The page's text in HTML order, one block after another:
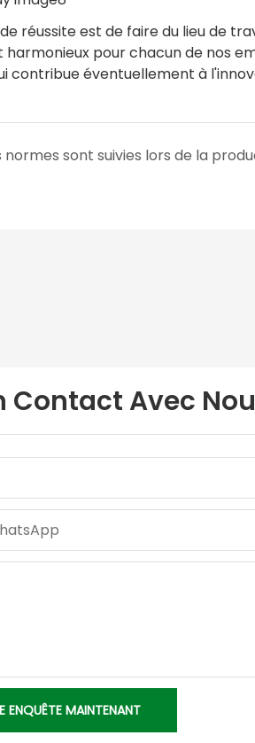
réussite est de faire du lieu de
pour chacun de nos
contribue éventuellement à
Contact Avec
ENQUÊTE MAINTENANT